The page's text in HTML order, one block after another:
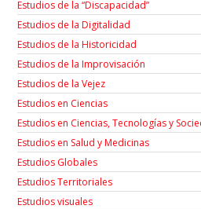
Estudios de la “Discapacidad”
Estudios de la Digitalidad
Estudios de la Historicidad
Estudios de la Improvisación
Estudios de la Vejez
Estudios en Ciencias
Estudios en Ciencias, Tecnologías y
Estudios en Salud y Medicinas
Estudios Globales
Estudios Territoriales
Estudios visuales